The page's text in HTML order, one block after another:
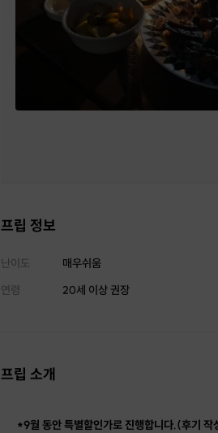
프립 정보
난이도
매우쉬움
연령
20세 이상 권장
프립 소개
*9월 동안 특별할인가로 진행합니다.(후기 작